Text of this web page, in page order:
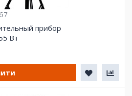
прибор
Вт